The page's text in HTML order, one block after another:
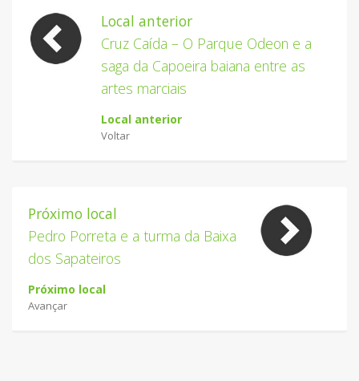
Local anterior
Cruz Caída – O Parque Odeon e a
saga da Capoeira baiana entre as
artes marciais
Local anterior
Voltar
Próximo local
Pedro Porreta e a turma da Baixa
dos Sapateiros
Próximo local
Avançar